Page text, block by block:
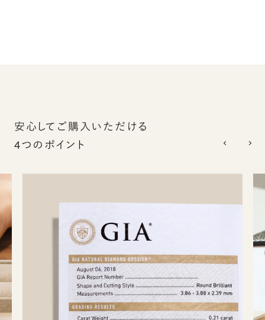
安心してご購入いただける
4つのポイント